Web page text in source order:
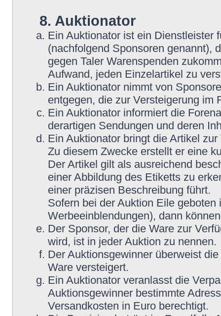
8. Auktionator
Ein Auktionator ist ein Dienstleister
(nachfolgend Sponsoren genannt),
gegen Taler Warenspenden
Aufwand, jeden Einzelartikel zu
Ein Auktionator nimmt von
entgegen, die zur Versteigerung im
Ein Auktionator informiert die
derartigen Sendungen und deren
Ein Auktionator bringt die Artikel
Zu diesem Zwecke erstellt er eine
Der Artikel gilt als ausreichend
einer Abbildung des Etiketts zu
einer präzisen Beschreibung führt.
Sofern bei der Auktion Eile
Werbeeinblendungen), dann
Der Sponsor, der die Ware zur
wird, ist in jeder Auktion zu nennen.
Der Auktionsgewinner überweist
Ware versteigert.
Ein Auktionator veranlasst die
Auktionsgewinner bestimmte
Versandkosten in Euro berechtigt.